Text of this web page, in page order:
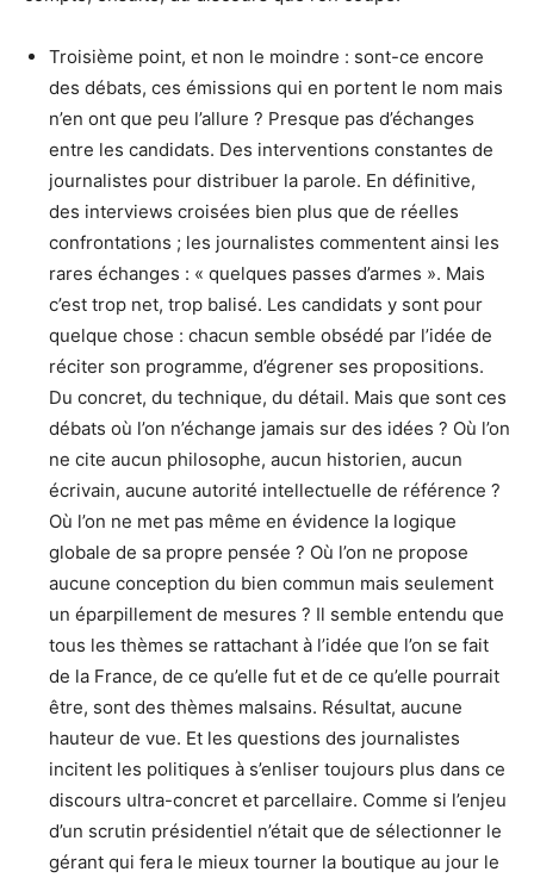
Troisième point, et non le moindre : sont-ce encore
des débats, ces émissions qui en portent le nom mais
n’en ont que peu l’allure ? Presque pas d’échanges
entre les candidats. Des interventions constantes de
journalistes pour distribuer la parole. En définitive,
des interviews croisées bien plus que de réelles
confrontations ; les journalistes commentent ainsi les
rares échanges : « quelques passes d’armes ». Mais
c’est trop net, trop balisé. Les candidats y sont pour
quelque chose : chacun semble obsédé par l’idée de
réciter son programme, d’égrener ses propositions.
Du concret, du technique, du détail. Mais que sont ces
débats où l’on n’échange jamais sur des idées ? Où l’on
ne cite aucun philosophe, aucun historien, aucun
écrivain, aucune autorité intellectuelle de référence ?
Où l’on ne met pas même en évidence la logique
globale de sa propre pensée ? Où l’on ne propose
aucune conception du bien commun mais seulement
un éparpillement de mesures ? Il semble entendu que
tous les thèmes se rattachant à l’idée que l’on se fait
de la France, de ce qu’elle fut et de ce qu’elle pourrait
être, sont des thèmes malsains. Résultat, aucune
hauteur de vue. Et les questions des journalistes
incitent les politiques à s’enliser toujours plus dans ce
discours ultra-concret et parcellaire. Comme si l’enjeu
d’un scrutin présidentiel n’était que de sélectionner le
gérant qui fera le mieux tourner la boutique au jour le